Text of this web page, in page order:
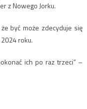
z Nowego Jorku.
być może zdecyduje się
roku.
ich po raz trzeci” –